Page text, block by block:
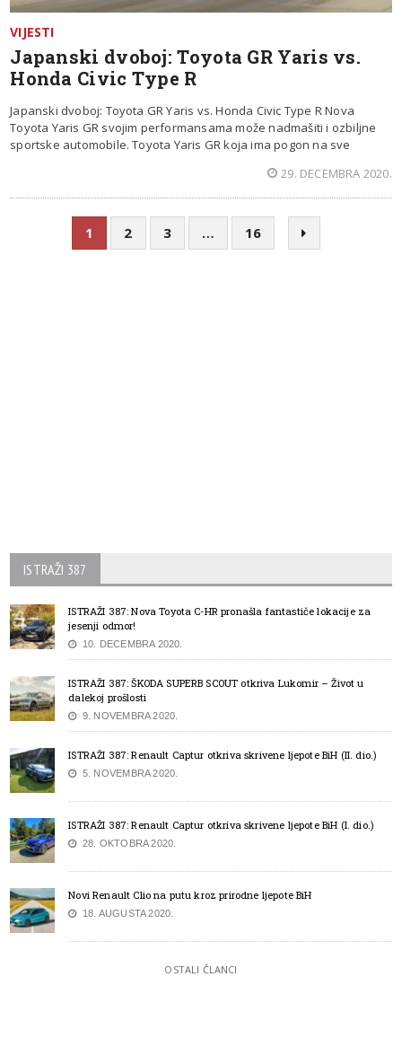
VIJESTI
Japanski dvoboj: Toyota GR Yaris vs.
Honda Civic Type R
Japanski dvoboj: Toyota GR Yaris vs. Honda Civic Type R Nova
Toyota Yaris GR svojim performansama može nadmašiti i ozbiljne
sportske automobile. Toyota Yaris GR koja ima pogon na sve
29. DECEMBRA 2020.
1 2 3 … 16
ISTRAŽI 387
ISTRAŽI 387: Nova Toyota C-HR pronašla fantastiče lokacije za
jesenji odmor!
10. DECEMBRA 2020.
ISTRAŽI 387: ŠKODA SUPERB SCOUT otkriva Lukomir – Život u
dalekoj prošlosti
9. NOVEMBRA 2020.
ISTRAŽI 387: Renault Captur otkriva skrivene ljepote BiH (II. dio.)
5. NOVEMBRA 2020.
ISTRAŽI 387: Renault Captur otkriva skrivene ljepote BiH (I. dio.)
28. OKTOBRA 2020.
Novi Renault Clio na putu kroz prirodne ljepote BiH
18. AUGUSTA 2020.
OSTALI ČLANCI